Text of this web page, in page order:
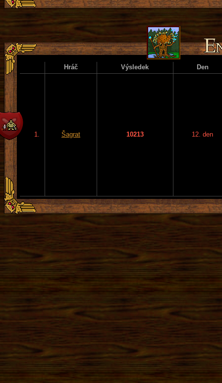
Hráč Výsledek Den
1. Šagrat 10213 12. den